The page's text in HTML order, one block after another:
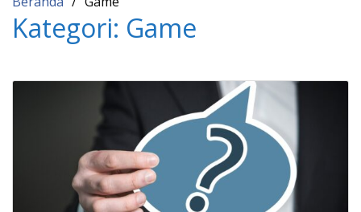
Kategori: Game